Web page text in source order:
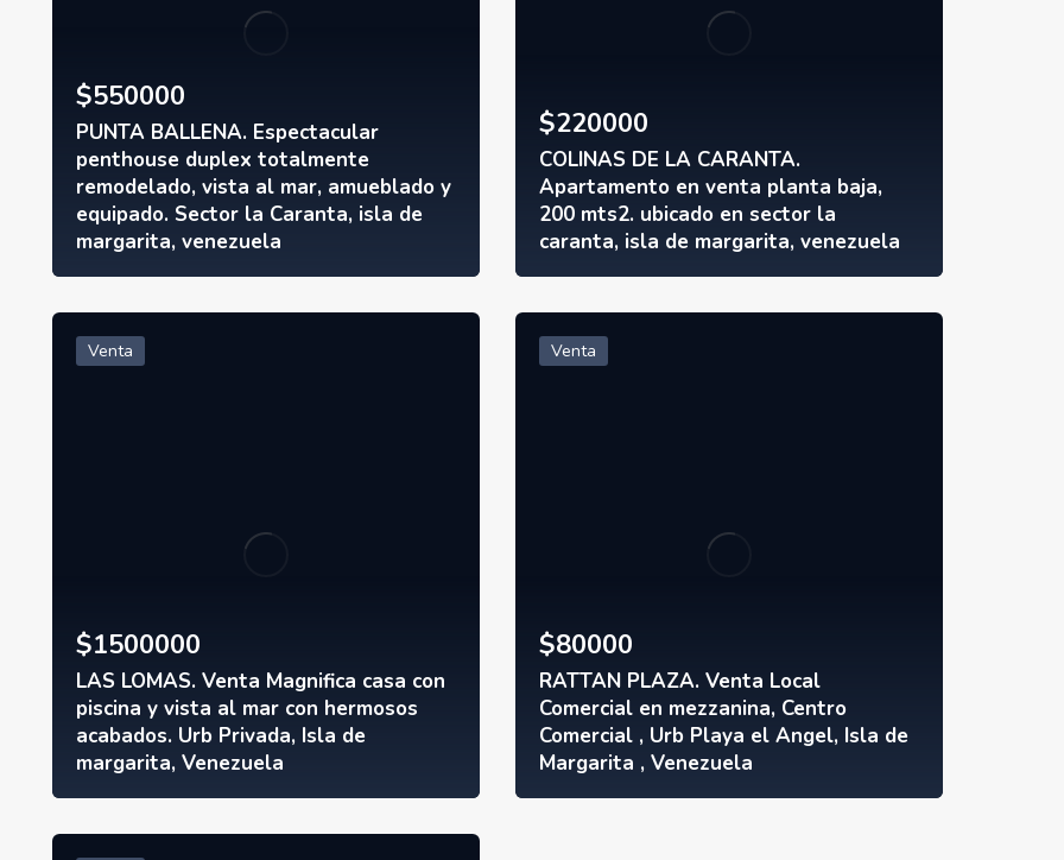
$550000
PUNTA BALLENA. Espectacular
penthouse duplex totalmente
remodelado, vista al mar, amueblado y
equipado. Sector la Caranta, isla de
margarita, venezuela
$220000
COLINAS DE LA CARANTA.
Apartamento en venta planta baja,
200 mts2. ubicado en sector la
caranta, isla de margarita, venezuela
Venta
$1500000
LAS LOMAS. Venta Magnifica casa con
piscina y vista al mar con hermosos
acabados. Urb Privada, Isla de
margarita, Venezuela
Venta
$80000
RATTAN PLAZA. Venta Local
Comercial en mezzanina, Centro
Comercial , Urb Playa el Angel, Isla de
Margarita , Venezuela